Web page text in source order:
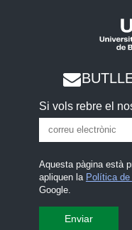
Si vols rebre el
Aquesta pàgina està
apliquen la Política
Google.